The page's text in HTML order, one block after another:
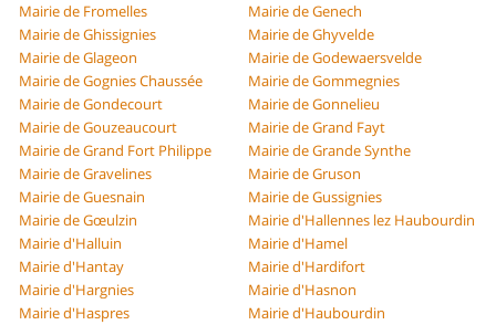
Mairie de Fromelles
Mairie de Genech
Mairie de Ghissignies
Mairie de Ghyvelde
Mairie de Glageon
Mairie de Godewaersvelde
Mairie de Gognies Chaussée
Mairie de Gommegnies
Mairie de Gondecourt
Mairie de Gonnelieu
Mairie de Gouzeaucourt
Mairie de Grand Fayt
Mairie de Grand Fort Philippe
Mairie de Grande Synthe
Mairie de Gravelines
Mairie de Gruson
Mairie de Guesnain
Mairie de Gussignies
Mairie de Gœulzin
Mairie d'Hallennes lez Haubourdin
Mairie d'Halluin
Mairie d'Hamel
Mairie d'Hantay
Mairie d'Hardifort
Mairie d'Hargnies
Mairie d'Hasnon
Mairie d'Haspres
Mairie d'Haubourdin